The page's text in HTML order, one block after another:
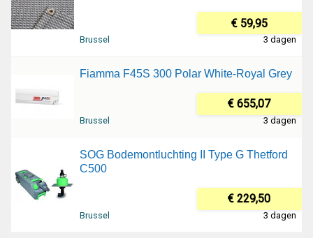
€ 59,95
Brussel 3 dagen
Fiamma F45S 300 Polar White-Royal Grey
€ 655,07
Brussel 3 dagen
SOG Bodemontluchting II Type G Thetford
C500
€ 229,50
Brussel 3 dagen